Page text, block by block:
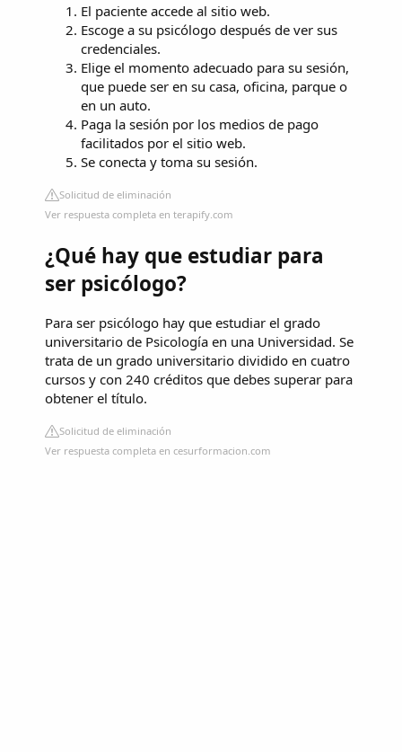
El paciente accede al sitio web.
Escoge a su psicólogo después de ver sus
credenciales.
Elige el momento adecuado para su sesión,
que puede ser en su casa, oficina, parque o
en un auto.
Paga la sesión por los medios de pago
facilitados por el sitio web.
Se conecta y toma su sesión.
Solicitud de eliminación
Ver respuesta completa en terapify.com
¿Qué hay que estudiar para
ser psicólogo?
Para ser psicólogo hay que estudiar el grado
universitario de Psicología en una Universidad. Se
trata de un grado universitario dividido en cuatro
cursos y con 240 créditos que debes superar para
obtener el título.
Solicitud de eliminación
Ver respuesta completa en cesurformacion.com